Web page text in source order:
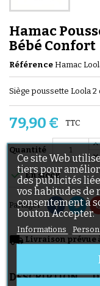
Hamac
Bébé Confort
Référence Hamac
Siège poussette Loola
79,90 € TTC
Quantité
En stock
Partager
local_shipping Livraison prévue
DESCRIPTION
Ce site Web
tiers pour
des publicités
vos habitudes de
consentement à
bouton Accepter.
Informations